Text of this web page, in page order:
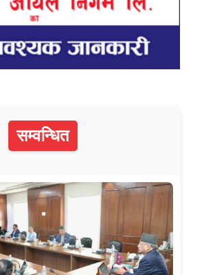
सम्वन्धित